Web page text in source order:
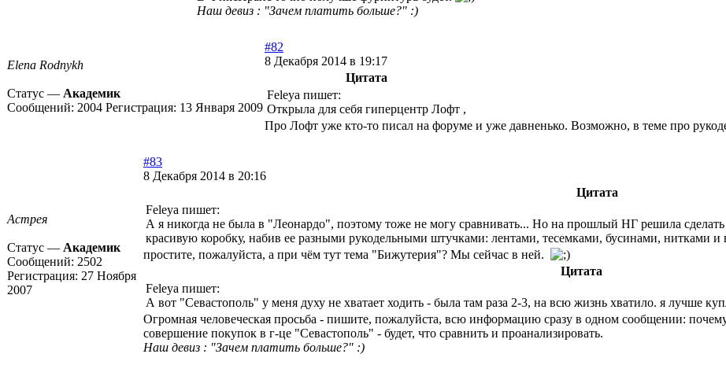
Наш девиз : "Зачем платить больше?" :)
Elena Rodnykh
Статус — Академик
Сообщений: 2004 Регистрация: 13 Января 2009
#82
8 Декабря 2014 в 19:17
Цитата
Feleya пишет:
Открыла для себя гиперцентр Лофт ,
Про Лофт уже кто-то писал на форуме и уже давненько. Возможно, в теме про
Астрея
Статус — Академик
Сообщений: 2502
Регистрация: 27 Ноября
2007
#83
8 Декабря 2014 в 20:16
Цитата
Feleya пишет:
А я никогда не была в "Леонардо", поэтому тоже не могу сравнивать... Но на прошлый НГ решила
красивую коробку, набив ее разными рукодельными штучками: лентами, тесемками, бусинами, нитками и
простите, пожалуйста, а при чём тут тема "Бижутерия"? Мы сейчас в ней.
Цитата
Feleya пишет:
А вот "Севастополь" у меня духу не хватает ходить - была там раза 2-3, на всю жизнь хватило. я лучше
Огромная человеческая просьба - пишите, пожалуйста, всю информацию сразу в одном сообщении:
совершение покупок в г-це "Севастополь" - будет, что сравнить и проанализировать.
Наш девиз : "Зачем платить больше?" :)